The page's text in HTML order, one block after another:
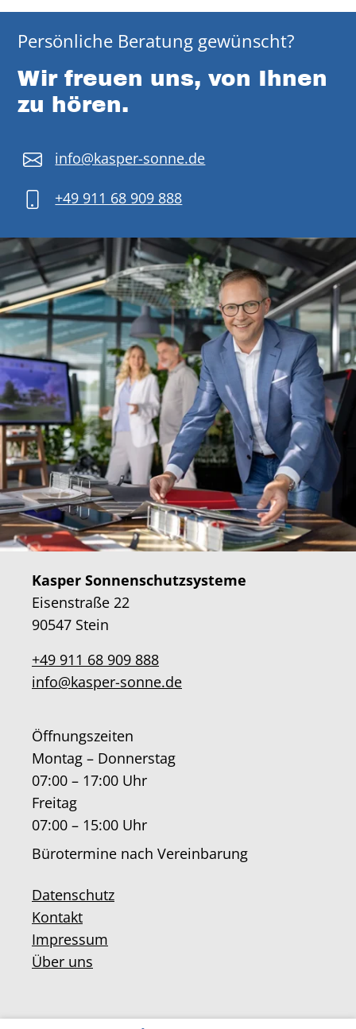
Persönliche Beratung gewünscht?
Wir freuen uns, von Ihnen
zu hören.
info@kasper-sonne.de
+49 911 68 909 888
Kasper Sonnenschutzsysteme
Eisenstraße 22
90547 Stein
+49 911 68 909 888
info@kasper-sonne.de
Öffnungszeiten
Montag – Donnerstag
07:00 – 17:00 Uhr
Freitag
07:00 – 15:00 Uhr
Bürotermine nach Vereinbarung
Datenschutz
Kontakt
Impressum
Über uns